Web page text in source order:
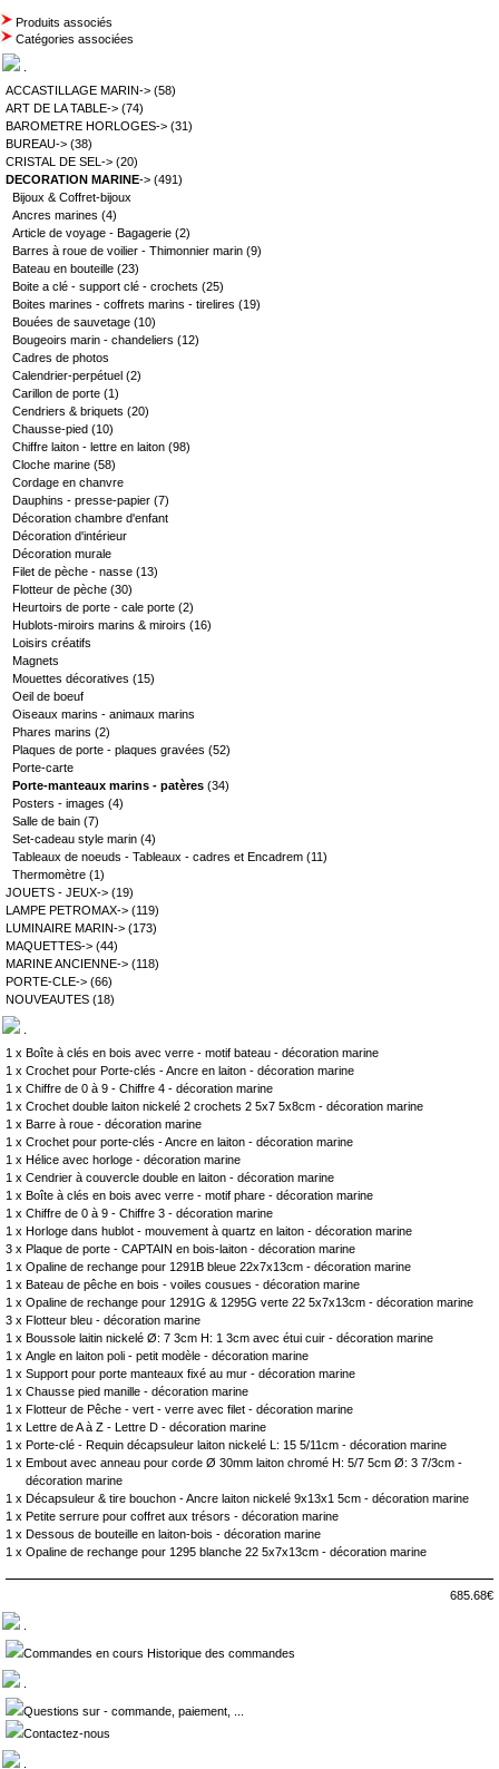
Produits associés
Catégories associées
ACCASTILLAGE MARIN-> (58)
ART DE LA TABLE-> (74)
BAROMETRE HORLOGES-> (31)
BUREAU-> (38)
CRISTAL DE SEL-> (20)
DECORATION MARINE-> (491)
Bijoux & Coffret-bijoux
Ancres marines (4)
Article de voyage - Bagagerie (2)
Barres à roue de voilier - Thimonnier marin (9)
Bateau en bouteille (23)
Boite a clé - support clé - crochets (25)
Boites marines - coffrets marins - tirelires (19)
Bouées de sauvetage (10)
Bougeoirs marin - chandeliers (12)
Cadres de photos
Calendrier-perpétuel (2)
Carillon de porte (1)
Cendriers & briquets (20)
Chausse-pied (10)
Chiffre laiton - lettre en laiton (98)
Cloche marine (58)
Cordage en chanvre
Dauphins - presse-papier (7)
Décoration chambre d'enfant
Décoration d'intérieur
Décoration murale
Filet de pèche - nasse (13)
Flotteur de pèche (30)
Heurtoirs de porte - cale porte (2)
Hublots-miroirs marins & miroirs (16)
Loisirs créatifs
Magnets
Mouettes décoratives (15)
Oeil de boeuf
Oiseaux marins - animaux marins
Phares marins (2)
Plaques de porte - plaques gravées (52)
Porte-carte
Porte-manteaux marins - patères (34)
Posters - images (4)
Salle de bain (7)
Set-cadeau style marin (4)
Tableaux de noeuds - Tableaux - cadres et Encadrem (11)
Thermomètre (1)
JOUETS - JEUX-> (19)
LAMPE PETROMAX-> (119)
LUMINAIRE MARIN-> (173)
MAQUETTES-> (44)
MARINE ANCIENNE-> (118)
PORTE-CLE-> (66)
NOUVEAUTES (18)
1 x Boîte à clés en bois avec verre - motif bateau - décoration marine
1 x Crochet pour Porte-clés - Ancre en laiton - décoration marine
1 x Chiffre de 0 à 9 - Chiffre 4 - décoration marine
1 x Crochet double laiton nickelé 2 crochets 2 5x7 5x8cm - décoration marine
1 x Barre à roue - décoration marine
1 x Crochet pour porte-clés - Ancre en laiton - décoration marine
1 x Hélice avec horloge - décoration marine
1 x Cendrier à couvercle double en laiton - décoration marine
1 x Boîte à clés en bois avec verre - motif phare - décoration marine
1 x Chiffre de 0 à 9 - Chiffre 3 - décoration marine
1 x Horloge dans hublot - mouvement à quartz en laiton - décoration marine
3 x Plaque de porte - CAPTAIN en bois-laiton - décoration marine
1 x Opaline de rechange pour 1291B bleue 22x7x13cm - décoration marine
1 x Bateau de pêche en bois - voiles cousues - décoration marine
1 x Opaline de rechange pour 1291G & 1295G verte 22 5x7x13cm - décoration marine
3 x Flotteur bleu - décoration marine
1 x Boussole laitin nickelé Ø: 7 3cm H: 1 3cm avec étui cuir - décoration marine
1 x Angle en laiton poli - petit modèle - décoration marine
1 x Support pour porte manteaux fixé au mur - décoration marine
1 x Chausse pied manille - décoration marine
1 x Flotteur de Pêche - vert - verre avec filet - décoration marine
1 x
Lettre de A à Z - Lettre D - décoration marine
1 x Porte-clé - Requin décapsuleur laiton nickelé L: 15 5/11cm - décoration marine
1 x Embout avec anneau pour corde Ø 30mm laiton chromé H: 5/7 5cm Ø: 3 7/3cm -
décoration marine
1 x Décapsuleur & tire bouchon - Ancre laiton nickelé 9x13x1 5cm - décoration marine
1 x Petite serrure pour coffret aux trésors - décoration marine
1 x Dessous de bouteille en laiton-bois - décoration marine
1 x Opaline de rechange pour 1295 blanche 22 5x7x13cm - décoration marine
685.68€
Commandes en cours Historique des commandes
Questions sur - commande, paiement, ...
Contactez-nous